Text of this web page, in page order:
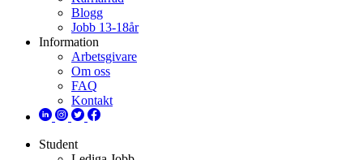
Blogg
Jobb 13-18år
Information
Arbetsgivare
Om oss
FAQ
Kontakt
Student